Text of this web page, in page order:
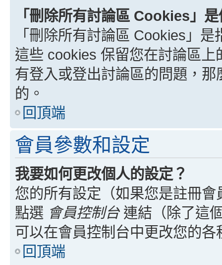
「刪除所有討論區 Cookies」
「刪除所有討論區 Cookies」
這些 cookies 保留您在討論區
有登入或登出討論區的問題，
的。
回頂端
會員參數和設定
我要如何更改個人的設定？
您的所有設定（如果您是註冊
點選 會員控制台連結（除了這
可以在會員控制台中更改您的各
回頂端